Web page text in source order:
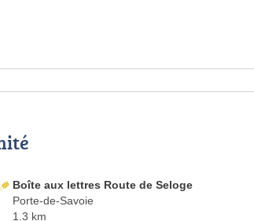
Boîte aux lettres Route de Seloge
Porte-de-Savoie
1.3 km